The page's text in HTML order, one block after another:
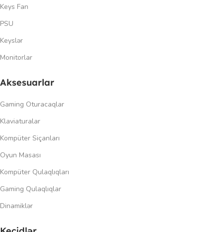
Keys Fan
PSU
Keyslər
Monitorlar
Aksesuarlar
Gaming Oturacaqlar
Klaviaturalar
Kompüter Siçanları
Oyun Masası
Kompüter Qulaqlıqları
Gaming Qulaqlıqlar
Dinamiklər